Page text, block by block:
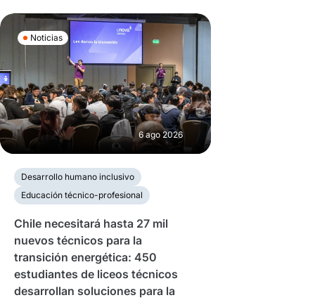
Noticias
6 ago 2026
Desarrollo humano inclusivo
Educación técnico-profesional
Chile necesitará hasta 27 mil
nuevos técnicos para la
transición energética: 450
estudiantes de liceos técnicos
desarrollan soluciones para la